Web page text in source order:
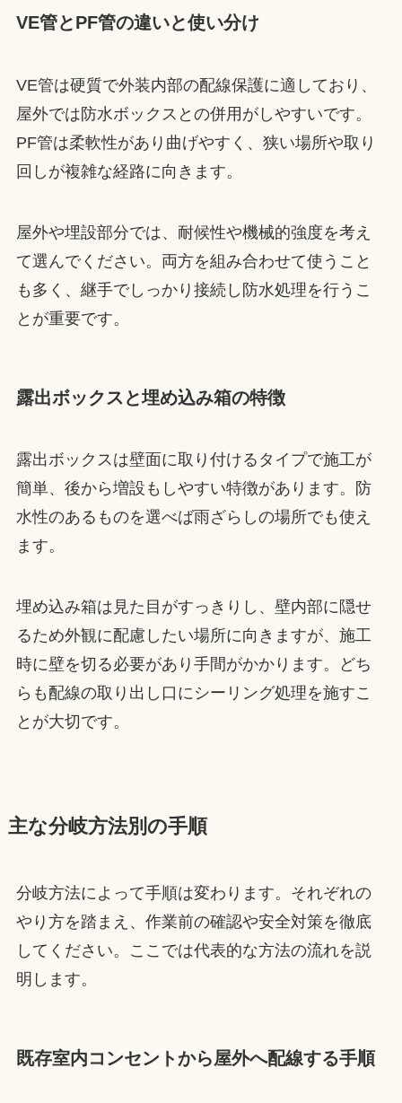
VE管とPF管の違いと使い分け
VE管は硬質で外装内部の配線保護に適しており、
屋外では防水ボックスとの併用がしやすいです。
PF管は柔軟性があり曲げやすく、狭い場所や取り
回しが複雑な経路に向きます。
屋外や埋設部分では、耐候性や機械的強度を考え
て選んでください。両方を組み合わせて使うこと
も多く、継手でしっかり接続し防水処理を行うこ
とが重要です。
露出ボックスと埋め込み箱の特徴
露出ボックスは壁面に取り付けるタイプで施工が
簡単、後から増設もしやすい特徴があります。防
水性のあるものを選べば雨ざらしの場所でも使え
ます。
埋め込み箱は見た目がすっきりし、壁内部に隠せ
るため外観に配慮したい場所に向きますが、施工
時に壁を切る必要があり手間がかかります。どち
らも配線の取り出し口にシーリング処理を施すこ
とが大切です。
主な分岐方法別の手順
分岐方法によって手順は変わります。それぞれの
やり方を踏まえ、作業前の確認や安全対策を徹底
してください。ここでは代表的な方法の流れを説
明します。
既存室内コンセントから屋外へ配線する手順